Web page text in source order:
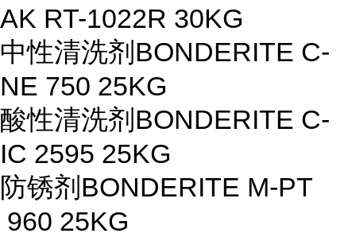
AK RT-1022R 30KG
中性清洗剂BONDERITE C-
NE 750 25KG
酸性清洗剂BONDERITE C-
IC 2595 25KG
防锈剂BONDERITE M-PT
960 25KG